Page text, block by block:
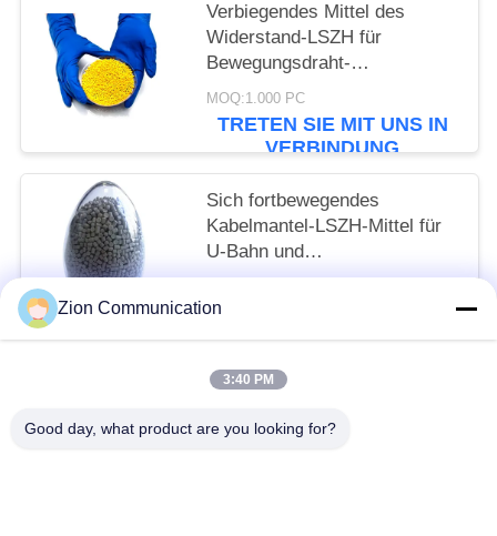
Verbiegendes Mittel des
Widerstand-LSZH für
Bewegungsdraht-
Isolierung/Hülle
MOQ:1.000 PC
TRETEN SIE MIT UNS IN
VERBINDUNG
Sich fortbewegendes
Kabelmantel-LSZH-Mittel für
U-Bahn und
Hochgeschwindigkeitseisenbahn
TRETEN SIE MIT UNS IN
VERBINDUNG
Zion Communication
3:40 PM
Good day, what product are you looking for?